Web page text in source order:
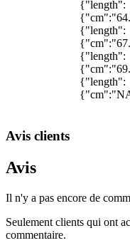
{"length":
{"length":
{"length":
{"length":
Avis clients
Avis
Il n'y a pas encore de
Seulement clients qui ont
commentaire.